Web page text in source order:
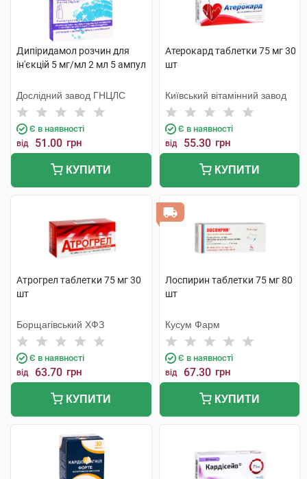
Дипіридамол розчин для
ін'єкцій 5 мг/мл 2 мл 5 ампул
Дослідний завод ГНЦЛС
Є в наявності
від 51.00 грн
КУПИТИ
Атерокард таблетки 75 мг 30
шт
Київський вітамінний завод
Є в наявності
від 55.30 грн
КУПИТИ
Атрогрел таблетки 75 мг 30
шт
Борщагівський ХФЗ
Є в наявності
від 63.70 грн
КУПИТИ
Лоспирин таблетки 75 мг 80
шт
Кусум Фарм
Є в наявності
від 67.30 грн
КУПИТИ